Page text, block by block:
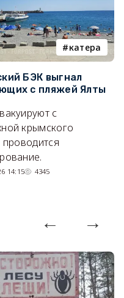
катера
БЭК выгнал
с пляжей Ялты
с
крымского
проводится
14:15 4345